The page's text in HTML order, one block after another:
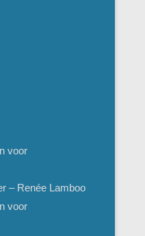
voor
– Renée Lamboo
voor